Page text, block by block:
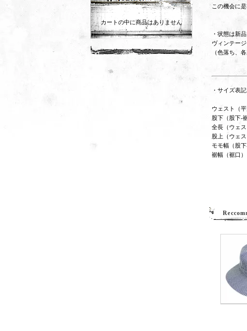
カートの中に商品はありません
この機会に
・状態は新品
ヴィンテー
（色落ち、
・サイズ表
ウェスト（
股下（股下‐
全長（ウェ
股上（ウェ
モモ幅（股
裾幅（裾口